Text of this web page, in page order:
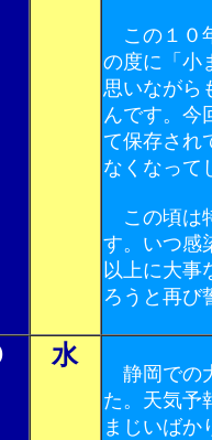
この１０
の度に「小
思いながら
んです。今
て保存され
なくなって
この頃は
す。いつ感
以上に大事
ろうと再び
水
静岡での
た。天気予
まじいばか